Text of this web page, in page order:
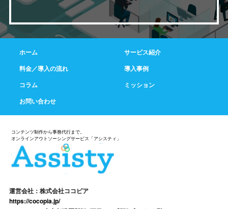
ホーム
サービス紹介
料金／導入の流れ
導入事例
コラム
ミッション
お問い合わせ
運営会社：株式会社ココピア
https://cocopia.jp/